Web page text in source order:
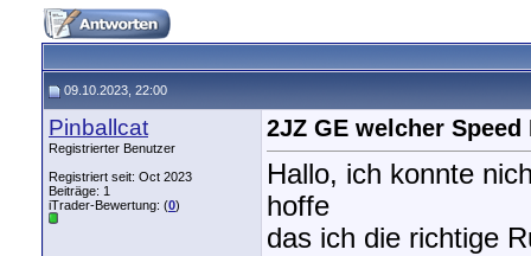
09.10.2023, 22:00
Pinballcat
Registrierter Benutzer
Registriert seit: Oct 2023
Beiträge: 1
iTrader-Bewertung: (0)
2JZ GE welcher
Hallo, ich konnte
hoffe
das ich die richtige